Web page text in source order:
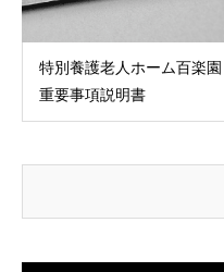
特別養護老人ホーム百楽園
重要事項説明書